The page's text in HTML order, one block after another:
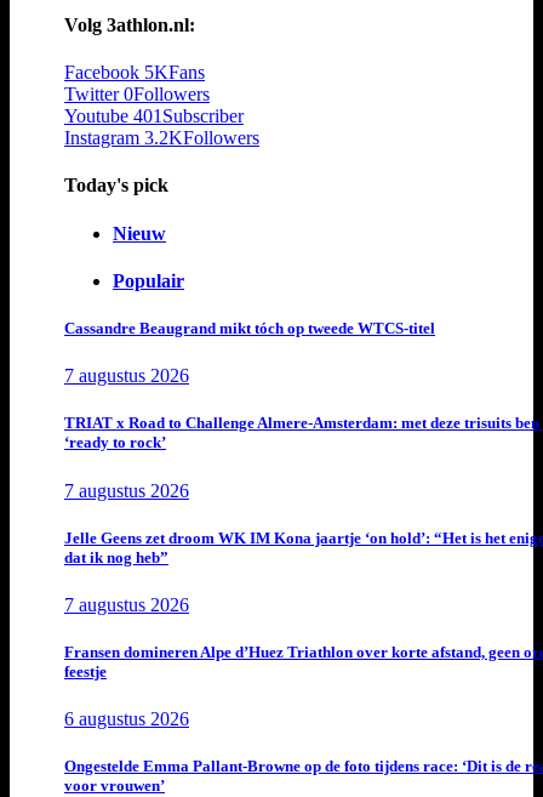
Volg 3athlon.nl:
Facebook 5KFans
Twitter 0Followers
Youtube 401 Subscriber
Instagram 3.2KFollowers
Today's pick
Nieuw
Populair
Cassandre Beaugrand mikt tóch op tweede WTCS-titel
7 augustus 2026
TRIAT x Road to Challenge Almere-Amsterdam: met deze trisuits ben
‘ready to rock’
7 augustus 2026
Jelle Geens zet droom WK IM Kona jaartje ‘on hold’: “Het is het
dat ik nog heb”
7 augustus 2026
Fransen domineren Alpe d’Huez Triathlon over korte afstand, geen
feestje
6 augustus 2026
Ongestelde Emma Pallant-Browne op de foto tijdens race: ‘Dit is de
voor vrouwen’